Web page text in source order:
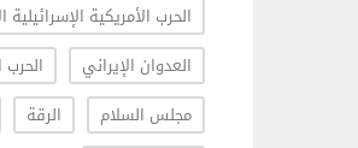
الحرب الأمريكية الإسرائيلية
العدوان الإيراني
الحرب
مجلس السلام
الرقة